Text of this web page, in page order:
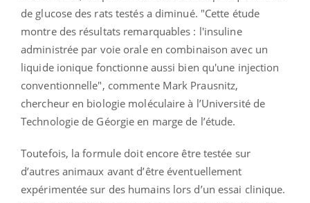
de glucose des rats testés a diminué. "Cette étude
montre des résultats remarquables : l'insuline
administrée par voie orale en combinaison avec un
liquide ionique fonctionne aussi bien qu'une injection
conventionnelle", commente Mark Prausnitz,
chercheur en biologie moléculaire à l’Université de
Technologie de Géorgie en marge de l’étude.
Toutefois, la formule doit encore être testée sur
d’autres animaux avant d’être éventuellement
expérimentée sur des humains lors d’un essai clinique.